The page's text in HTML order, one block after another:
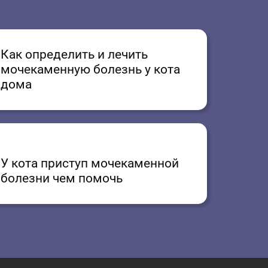
Как определить и лечить
мочекаменную болезнь у кота
дома
У кота приступ мочекаменной
болезни чем помочь